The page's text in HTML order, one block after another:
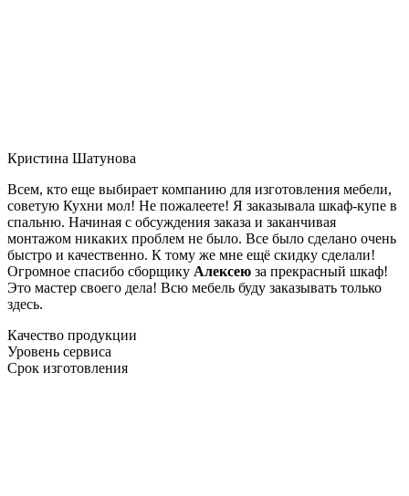
Кристина Шатунова
Всем, кто еще выбирает компанию для изготовления мебели,
советую Кухни мол! Не пожалеете! Я заказывала шкаф-купе в
спальню. Начиная с обсуждения заказа и заканчивая
монтажом никаких проблем не было. Все было сделано очень
быстро и качественно. К тому же мне ещё скидку сделали!
Огромное спасибо сборщику Алексею за прекрасный шкаф!
Это мастер своего дела! Всю мебель буду заказывать только
здесь.
Качество продукции
Уровень сервиса
Срок изготовления